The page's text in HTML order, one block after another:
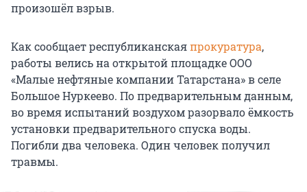
произошёл взрыв.
Как сообщает республиканскаяпрокуратура,
работы велись на открытой площадке ООО
«Малые нефтяные компании Татарстана» в селе
Большое Нуркеево. По предварительным данным,
во время испытаний воздухом разорвало ёмкость
установки предварительного спуска воды.
Погибли два человека. Один человек получил
травмы.